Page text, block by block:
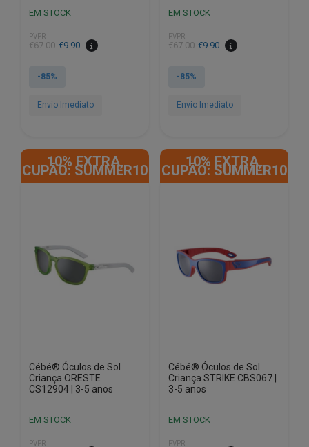
EM STOCK
PVPR
€67.00
O
original
€67.00.
€9.90
O
atual
€9.90.
-85%
Envio Imediato
EM STOCK
PVPR
€67.00
O
original
€67.00.
€9.90
O
atual
€9.90.
-85%
Envio Imediato
10% EXTRA,
CUPÃO: SUMMER10
Cébé® Óculos de Sol
Criança ORESTE
CS12904 | 3-5 anos
EM STOCK
PVPR
10% EXTRA,
CUPÃO: SUMMER10
Cébé® Óculos de Sol
Criança STRIKE CBS067 |
3-5 anos
EM STOCK
PVPR